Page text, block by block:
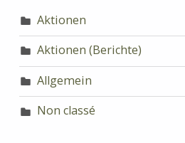
Aktionen
Aktionen (Berichte)
Allgemein
Non classé